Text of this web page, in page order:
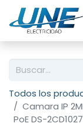
Todos los
Camara IP
PoE DS-